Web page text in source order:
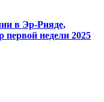
в Эр-Рияде,
первой недели 2025